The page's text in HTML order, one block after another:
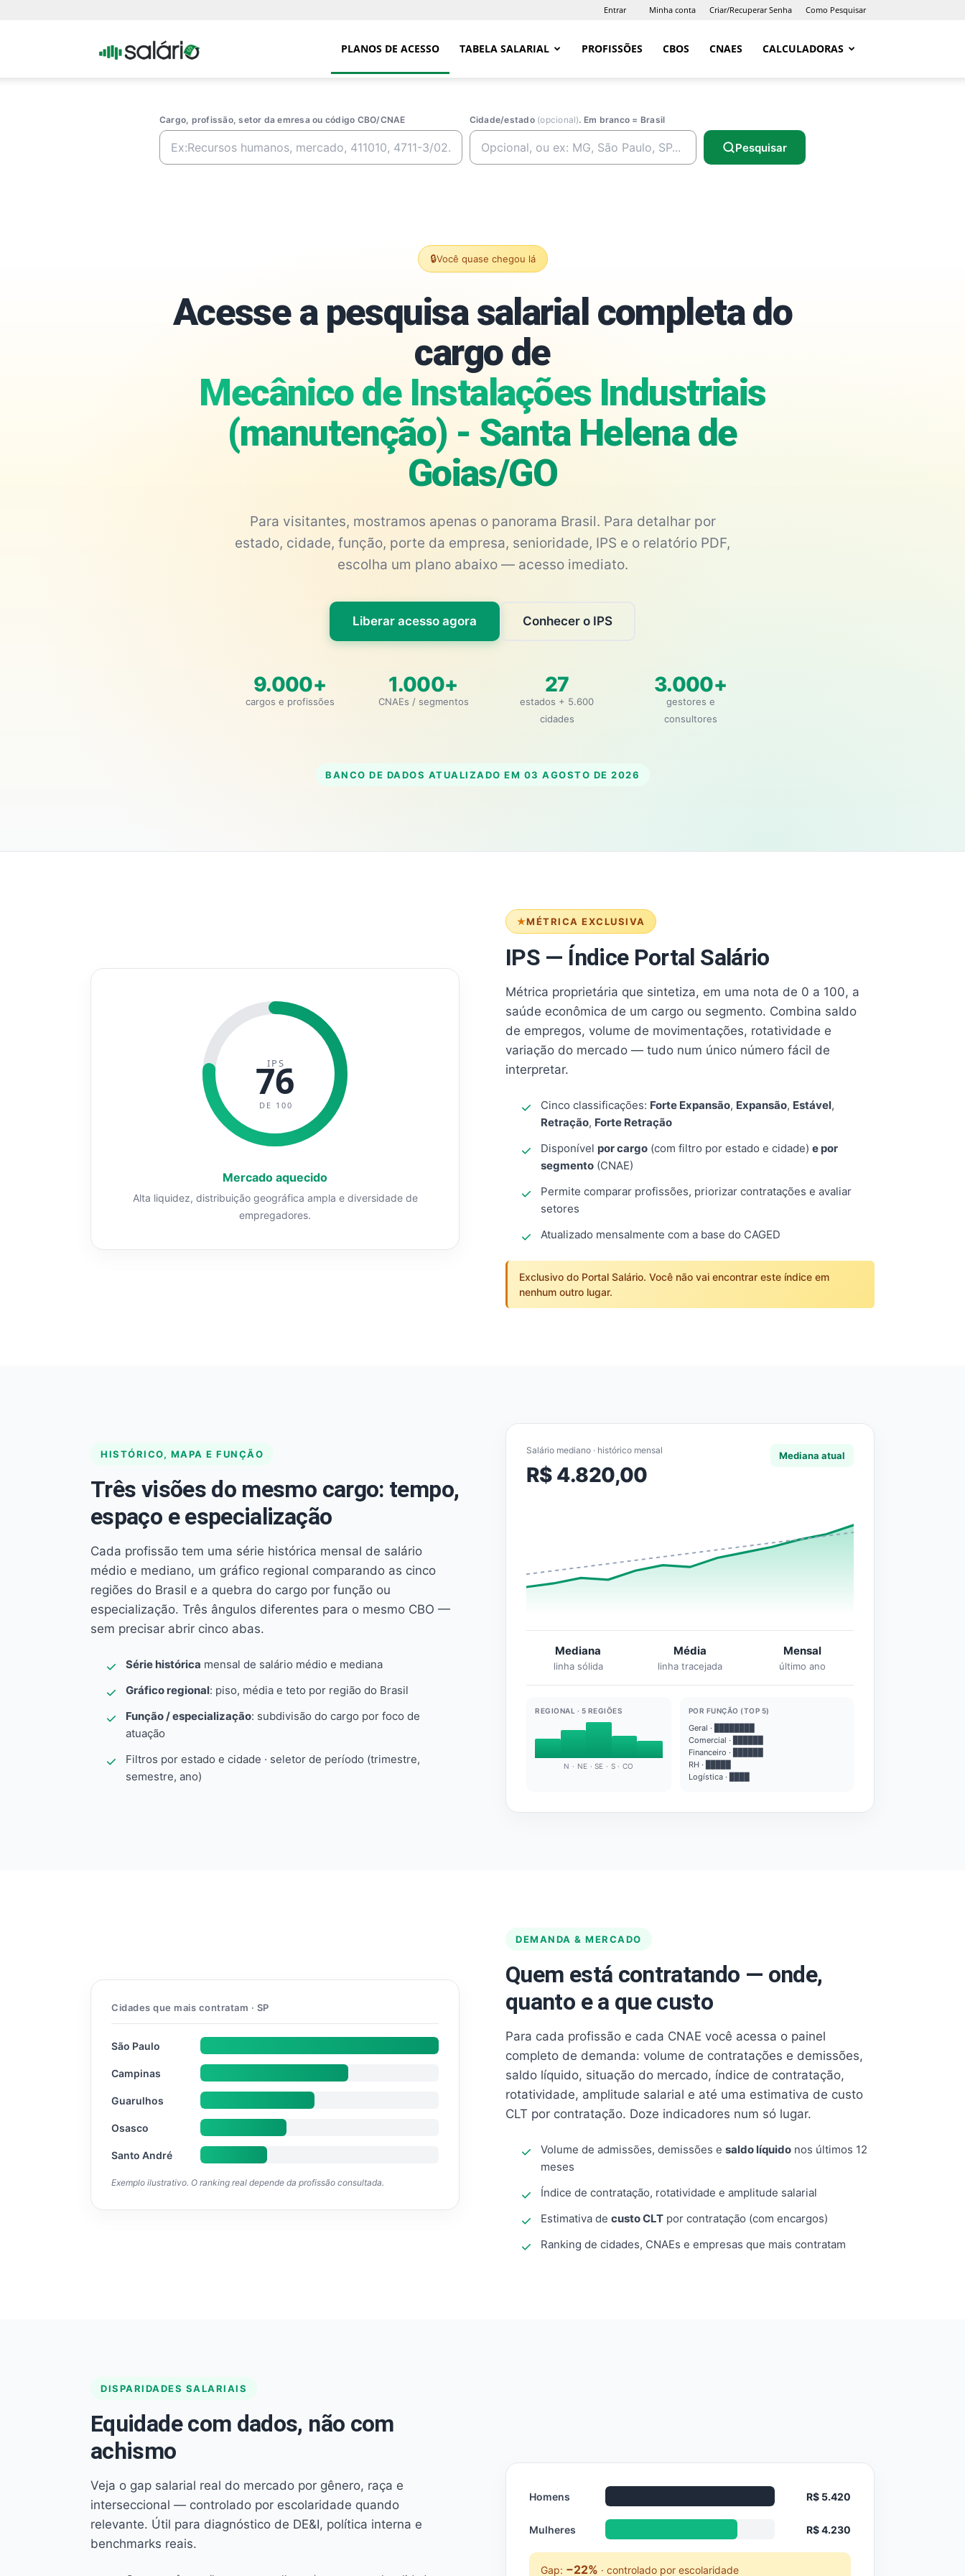
Entrar Minha conta Criar/Recuperar Senha Como Pesquisar
Portal PLANOS DE ACESSO TABELA SALARIAL PROFISSÕES CBOS CNAES CALCULADORAS
Cargo, profissão, setor da emresa ou código CBO/CNAE Cidade/estado (opcional). Em branco = Brasil
Pesquisar
🔒Você quase chegou lá
Acesse a pesquisa salarial completa do
cargo de
Mecânico de Instalações Industriais
(manutenção) - Santa Helena de
Goias/GO
Para visitantes, mostramos apenas o panorama Brasil. Para detalhar por
estado, cidade, função, porte da empresa, senioridade, IPS e o relatório PDF,
escolha um plano abaixo — acesso imediato.
Liberar acesso agora Conhecer o IPS
9.000+
cargos e profissões
1.000+
CNAEs / segmentos
27
estados + 5.600
cidades
3.000+
gestores e
consultores
BANCO DE DADOS ATUALIZADO EM 03 AGOSTO DE 2026
MÉTRICA EXCLUSIVA
IPS — Índice Portal Salário
Métrica proprietária que sintetiza, em uma nota de 0 a 100, a
saúde econômica de um cargo ou segmento. Combina saldo
de empregos, volume de movimentações, rotatividade e
variação do mercado — tudo num único número fácil de
interpretar.
Cinco classificações: Forte Expansão, Expansão, Estável,
Retração, Forte Retração
Disponível por cargo (com filtro por estado e cidade) e por
segmento (CNAE)
Permite comparar profissões, priorizar contratações e avaliar
setores
Atualizado mensalmente com a base do CAGED
Exclusivo do Portal Salário. Você não vai encontrar este índice em
nenhum outro lugar.
IPS
76
DE 100
Mercado aquecido
Alta liquidez, distribuição geográfica ampla e diversidade de
empregadores.
HISTÓRICO, MAPA E FUNÇÃO
Três visões do mesmo cargo: tempo,
espaço e especialização
Cada profissão tem uma série histórica mensal de salário
médio e mediano, um gráfico regional comparando as cinco
regiões do Brasil e a quebra do cargo por função ou
especialização. Três ângulos diferentes para o mesmo CBO —
sem precisar abrir cinco abas.
Série histórica mensal de salário médio e mediana
Gráfico regional: piso, média e teto por região do Brasil
Função / especialização: subdivisão do cargo por foco de
atuação
Filtros por estado e cidade · seletor de período (trimestre,
semestre, ano)
Salário mediano · histórico mensal
R$ 4.820,00
Mediana atual
Mediana
linha sólida
Média
linha tracejada
Mensal
último ano
REGIONAL · 5 REGIÕES
N · NE · SE · S · CO
POR FUNÇÃO (TOP 5)
Geral · ████████
Comercial · ██████
Financeiro · ██████
RH · █████
Logística · ████
DEMANDA & MERCADO
Quem está contratando — onde,
quanto e a que custo
Para cada profissão e cada CNAE você acessa o painel
completo de demanda: volume de contratações e demissões,
saldo líquido, situação do mercado, índice de contratação,
rotatividade, amplitude salarial e até uma estimativa de custo
CLT por contratação. Doze indicadores num só lugar.
Volume de admissões, demissões e saldo líquido nos últimos 12
meses
Índice de contratação, rotatividade e amplitude salarial
Estimativa de custo CLT por contratação (com encargos)
Ranking de cidades, CNAEs e empresas que mais contratam
Cidades que mais contratam · SP
São Paulo
Campinas
Guarulhos
Osasco
Santo André
Exemplo ilustrativo. O ranking real depende da profissão consultada.
DISPARIDADES SALARIAIS
Equidade com dados, não com
achismo
Veja o gap salarial real do mercado por gênero, raça e
interseccional — controlado por escolaridade quando
relevante. Útil para diagnóstico de DE&I, política interna e
benchmarks reais.
Homens R$ 5.420
Mulheres R$ 4.230
Gap: −22% · controlado por escolaridade